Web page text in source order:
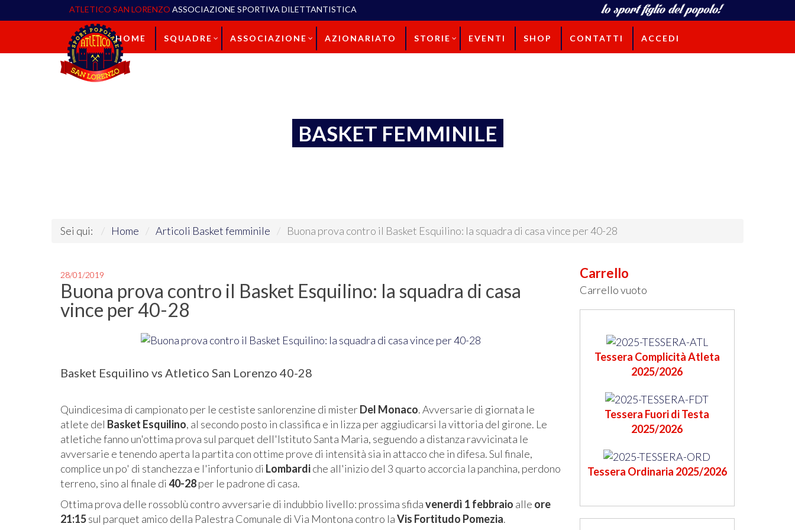
ATLETICO SAN LORENZO ASSOCIAZIONE SPORTIVA DILETTANTISTICA
HOME SQUADRE ASSOCIAZIONE AZIONARIATO STORIE EVENTI SHOP CONTATTI ACCEDI
BASKET FEMMINILE
Sei qui: Home Articoli Basket femminile Buona prova contro il Basket Esquilino: la squadra di casa vince per 40-28
28/01/2019
Buona prova contro il Basket Esquilino: la squadra di casa
vince per 40-28
Basket Esquilino vs Atletico San Lorenzo 40-28
Quindicesima di campionato per le cestiste sanlorenzine di misterDel Monaco. Avversarie di giornata le
atlete del Basket Esquilino, al secondo posto in classifica e in lizza per aggiudicarsi la vittoria del girone. Le
atletiche fanno un'ottima prova sul parquet dell'Istituto Santa Maria, seguendo a distanza ravvicinata le
avversarie e tenendo aperta la partita con ottime prove di intensità sia in attacco che in difesa. Sul finale,
complice un po' di stanchezza e l'infortunio di Lombardiche all'inizio del 3 quarto accorcia la panchina, perdono
terreno, sino al finale di 40-28per le padrone di casa.
Ottima prova delle rossoblù contro avversarie di indubbio livello: prossima sfidavenerdì 1 febbraio alle ore
21:15sul parquet amico della Palestra Comunale di Via Montona contro laVis Fortitudo Pomezia.
Carrello
Carrello vuoto
Tessera Complicità Atleta
2025/2026
Tessera Fuori di Testa
2025/2026
Tessera Ordinaria 2025/2026